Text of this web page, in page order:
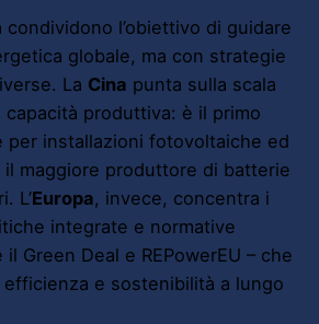
condividono l’obiettivo di guidare
globale, ma con strategie
La Cina punta sulla scala
produttiva: è il primo
per installazioni fotovoltaiche ed
maggiore produttore di batterie
L’Europa, invece, concentra i
integrate e normative
Green Deal e REPowerEU – che
e sostenibilità a lungo